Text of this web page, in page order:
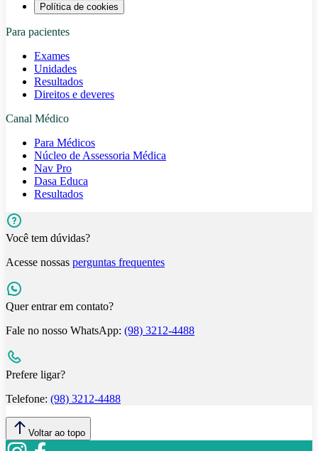
Política de cookies
Para pacientes
Exames
Unidades
Resultados
Direitos e deveres
Canal Médico
Para Médicos
Núcleo de Assessoria Médica
Nav Pro
Dasa Educa
Resultados
Você tem dúvidas?
Acesse nossas perguntas frequentes
Quer entrar em contato?
Fale no nosso WhatsApp: (98) 3212-4488
Prefere ligar?
Telefone: (98) 3212-4488
Voltar ao topo